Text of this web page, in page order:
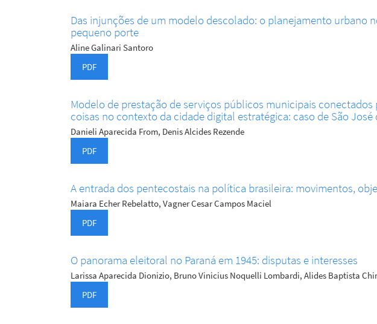
Das injunções de um modelo descolado: o planejamento urbano
pequeno porte
Aline Galinari Santoro
PDF
Modelo de prestação de serviços públicos municipais
coisas no contexto da cidade digital estratégica: caso de São José
Danieli Aparecida From, Denis Alcides Rezende
PDF
A entrada dos pentecostais na política brasileira: movimentos,
Maiara Echer Rebelatto, Vagner Cesar Campos Maciel
PDF
O panorama eleitoral no Paraná em 1945: disputas e interesses
Larissa Aparecida Dionizio, Bruno Vinicius Noquelli Lombardi, Alides Baptista
PDF